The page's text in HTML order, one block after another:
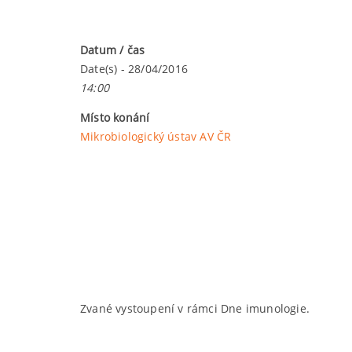
Datum / čas
Date(s) - 28/04/2016
14:00
Místo konání
Mikrobiologický ústav AV ČR
Zvané vystoupení v rámci Dne imunologie.